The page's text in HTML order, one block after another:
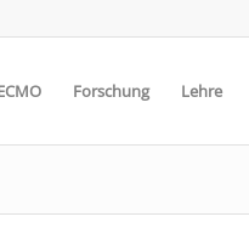
Forschung Lehre